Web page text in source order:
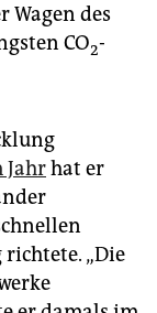
des
CO2-
Jahrhat er
„Die